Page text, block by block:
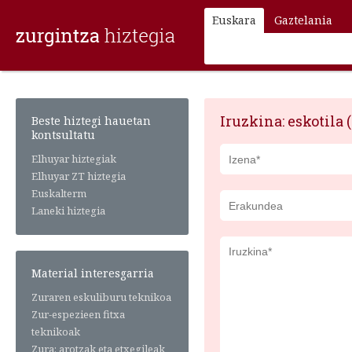
Euskara Gaztelania
Iruzkina: eskotila
Beste hiztegi hauetan
kontsultatu
Elhuyar hiztegiak
Elhuyar ZT hiztegia
Euskalterm
Laneki hiztegia
Material interesgarria
Zuraren eskuliburu teknikoa
Zur-espezieen fitxa
teknikoak
Zura: arotzak eta etxegileak